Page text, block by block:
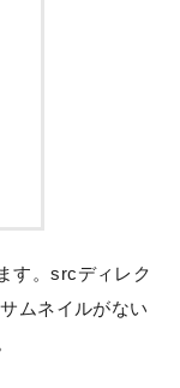
す。srcディレク
ムネイルがない